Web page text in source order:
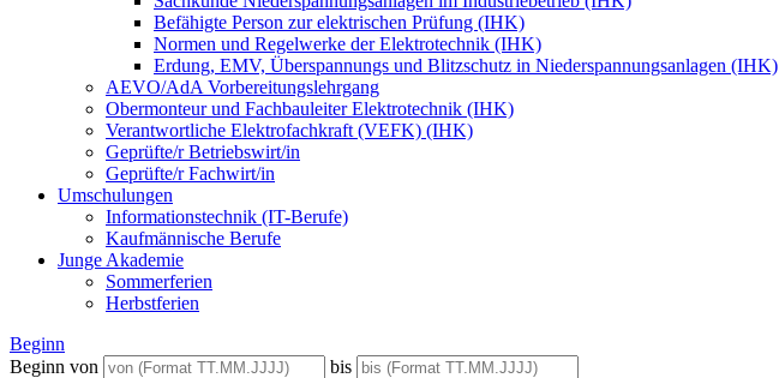
Befähigte Person zur elektrischen Prüfung (IHK)
Normen und Regelwerke der Elektrotechnik (IHK)
Erdung, EMV, Überspannungs und Blitzschutz in Niederspannungsanlagen (IHK)
AEVO/AdA Vorbereitungslehrgang
Obermonteur und Fachbauleiter Elektrotechnik (IHK)
Verantwortliche Elektrofachkraft (VEFK) (IHK)
Geprüfte/r Betriebswirt/in
Geprüfte/r Fachwirt/in
Umschulungen
Informationstechnik (IT-Berufe)
Kaufmännische Berufe
Junge Akademie
Sommerferien
Herbstferien
Beginn
Beginn von
bis